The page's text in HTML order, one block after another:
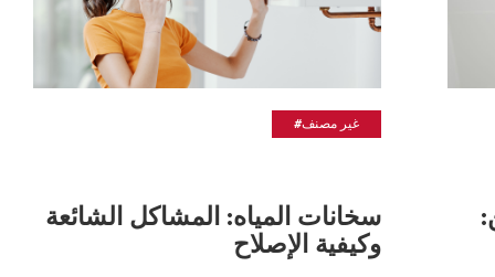
#غير مصنف
سخانات المياه: المشاكل الشائعة
وكيفية الإصلاح